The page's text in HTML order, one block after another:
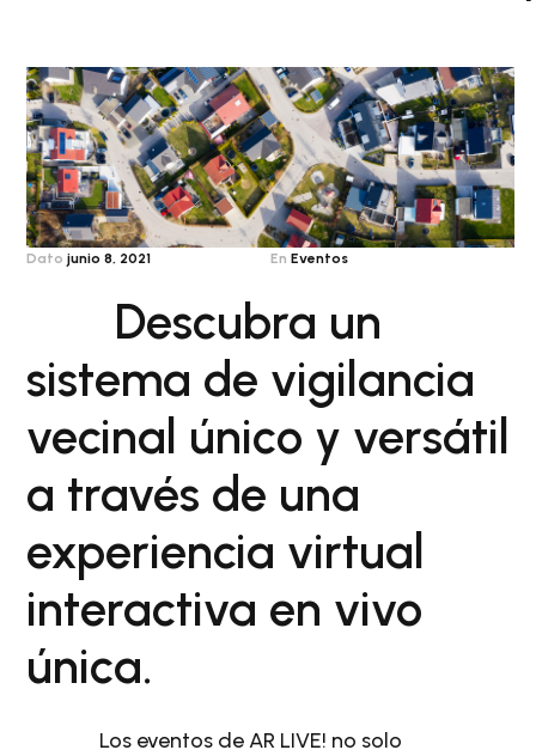
Dato junio 8, 2021 En Eventos
Descubra un
sistema de vigilancia
vecinal único y versátil
a través de una
experiencia virtual
interactiva en vivo
única.
Los eventos de AR LIVE! no solo